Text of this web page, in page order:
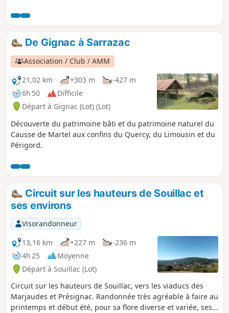
De Gignac à Sarrazac
Association / Club / AMM
21,02 km
+303 m
-427 m
6h 50
Difficile
Départ à Gignac (Lot) (Lot)
Découverte du patrimoine bâti et du patrimoine naturel du
Causse de Martel aux confins du Quercy, du Limousin et du
Périgord.
Circuit sur les hauteurs de Souillac et
ses environs
Visorandonneur
13,16 km
+227 m
-236 m
4h 25
Moyenne
Départ à Souillac (Lot)
Circuit sur les hauteurs de Souillac, vers les viaducs des
Marjaudes et Présignac. Randonnée très agréable à faire au
printemps et début été, pour sa flore diverse et variée, ses